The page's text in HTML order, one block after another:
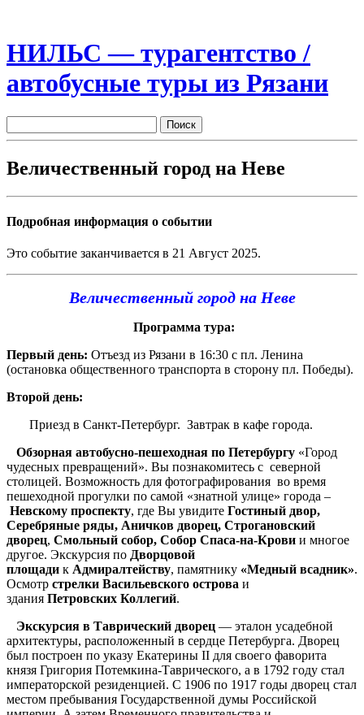
НИЛЬС — турагентство /
автобусные туры из Рязани
Величественный город на Неве
Подробная информация о событии
Это событие заканчивается в 21 Август 2025.
Величественный город на Неве
Программа тура:
Первый день: Отъезд из Рязани в 16:30 с пл. Ленина
(остановка общественного транспорта в сторону пл. Победы).
Второй день:
Приезд в Санкт-Петербург. Завтрак в кафе города.
Обзорная автобусно-пешеходная по Петербургу «Город
чудесных превращений». Вы познакомитесь с северной
столицей. Возможность для фотографирования во время
пешеходной прогулки по самой «знатной улице» города –
Невскому проспекту, где Вы увидите Гостиный двор,
Серебряные ряды, Аничков дворец, Строгановский
дворец, Смольный собор, Собор Спаса-на-Крови и многое
другое. Экскурсия по Дворцовой
площади к Адмиралтейству, памятнику «Медный всадник».
Осмотр стрелки Васильевского острова и
здания Петровских Коллегий.
Экскурсия в Таврический дворец — эталон усадебной
архитектуры, расположенный в сердце Петербурга. Дворец
был построен по указу Екатерины II для своего фаворита
князя Григория Потемкина-Таврического, а в 1792 году стал
императорской резиденцией. С 1906 по 1917 годы дворец стал
местом пребывания Государственной думы Российской